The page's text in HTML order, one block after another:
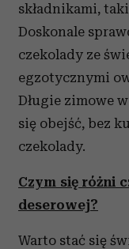
składnikami,
Doskonale
czekolady ze
egzotycznymi
Długie zimowe
się obejść, bez
czekolady.
Czym się różni
deserowej?
Warto stać się